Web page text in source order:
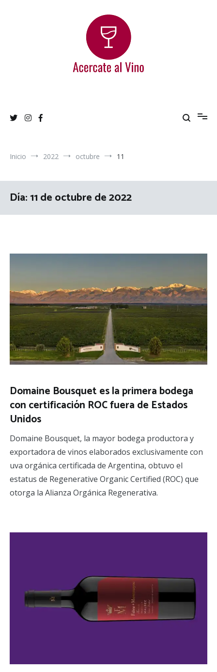
Inicio 2022 octubre 11
Día:11 de octubre de 2022
Domaine Bousquet es la primera bodega
con certificación ROC fuera de Estados
Unidos
Domaine Bousquet, la mayor bodega productora y
exportadora de vinos elaborados exclusivamente con
uva orgánica certificada de Argentina, obtuvo el
estatus de Regenerative Organic Certified (ROC) que
otorga la Alianza Orgánica Regenerativa.